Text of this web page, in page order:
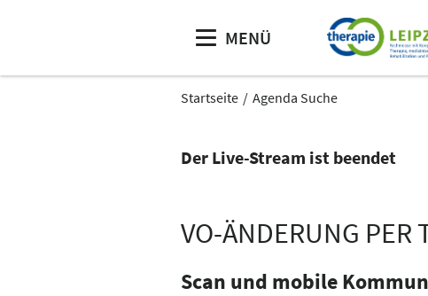
MENÜ
Startseite Agenda Suche
Der Live-Stream ist beendet
VO-ÄNDERUNG PER
Scan und mobile